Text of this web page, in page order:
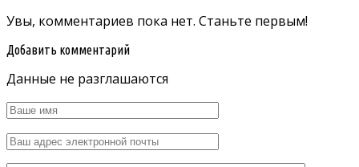
Увы, комментариев пока нет. Станьте первым!
Добавить комментарий
Данные не разглашаются